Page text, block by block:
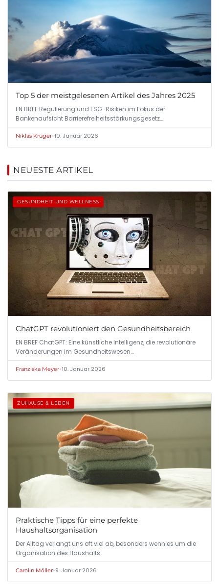
Top 5 der meistgelesenen Artikel des Jahres 2025
EN BREF Regulierung und ESG-Risiken im Fokus der
Bankenaufsicht Barrierefreiheitsstärkungsgesetz…
Niklas Krüger•10. Januar 2026
NEUESTE ARTIKEL
GESUNDHEIT UND WELLNESS
ChatGPT revolutioniert den Gesundheitsbereich
EN BREF ChatGPT: Eine künstliche Intelligenz, die revolutionäre
Veränderungen im Gesundheitswesen…
Franziska Meyer•10. Januar 2026
ZUHAUSE & LEBEN
Praktische Tipps für eine perfekte
Haushaltsorganisation
Der Alltag verlangt uns oft viel ab, besonders wenn es um die
Organisation des Haushalts
Carolin Möller•9. Januar 2026